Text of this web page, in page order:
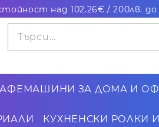
ЗА ДОМА И
КУХНЕНСКИ РОЛКИ